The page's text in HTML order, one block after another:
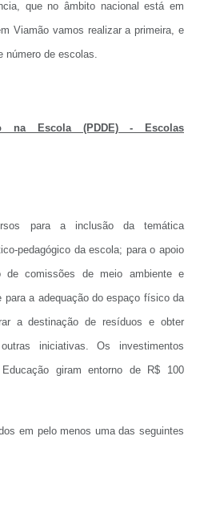
que no âmbito nacional está em
Viamão vamos realizar a primeira, e
de escolas.
na Escola (PDDE) - Escolas
para a inclusão da temática
pedagógico da escola; para o apoio
de comissões de meio ambiente e
para a adequação do espaço físico da
a destinação de resíduos e obter
iniciativas. Os investimentos
giram entorno de R$ 100
em pelo menos uma das seguintes